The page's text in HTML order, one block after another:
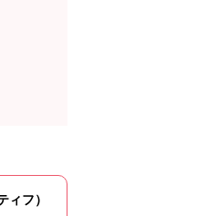
フ）